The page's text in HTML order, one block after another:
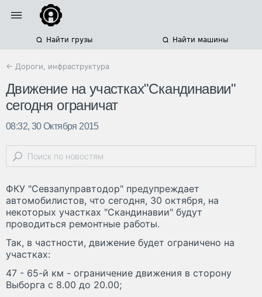
Найти грузы Найти машины
← Дороги, инфраструктура
Движение на участках"Скандинавии"
сегодня ограничат
08:32, 30 Октября 2015
ФКУ "Севзапуправтодор" предупреждает
автомобилистов, что сегодня, 30 октября, на
некоторых участках "Скандинавии" будут
проводиться ремонтные работы.
Так, в частности, движение будет ограничено на
участках:
47 - 65-й км - ограничение движения в сторону
Выборга с 8.00 до 20.00;